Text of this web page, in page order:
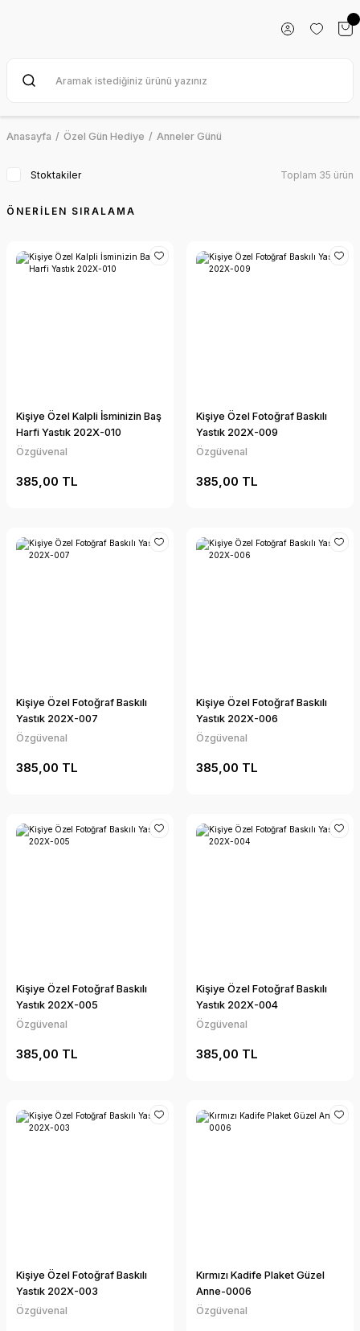
Anasayfa Özel Gün Hediye Anneler Günü
Stoktakiler Toplam 35 ürün
Kişiye Özel Kalpli İsminizin Baş
Harfi Yastık 202X-010
Özgüvenal
385,00 TL
Kişiye Özel Fotoğraf Baskılı
Yastık 202X-009
Özgüvenal
385,00 TL
Kişiye Özel Fotoğraf Baskılı
Yastık 202X-007
Özgüvenal
385,00 TL
Kişiye Özel Fotoğraf Baskılı
Yastık 202X-006
Özgüvenal
385,00 TL
Kişiye Özel Fotoğraf Baskılı
Yastık 202X-005
Özgüvenal
385,00 TL
Kişiye Özel Fotoğraf Baskılı
Yastık 202X-004
Özgüvenal
385,00 TL
Kişiye Özel Fotoğraf Baskılı
Yastık 202X-003
Özgüvenal
Kırmızı Kadife Plaket Güzel
Anne-0006
Özgüvenal